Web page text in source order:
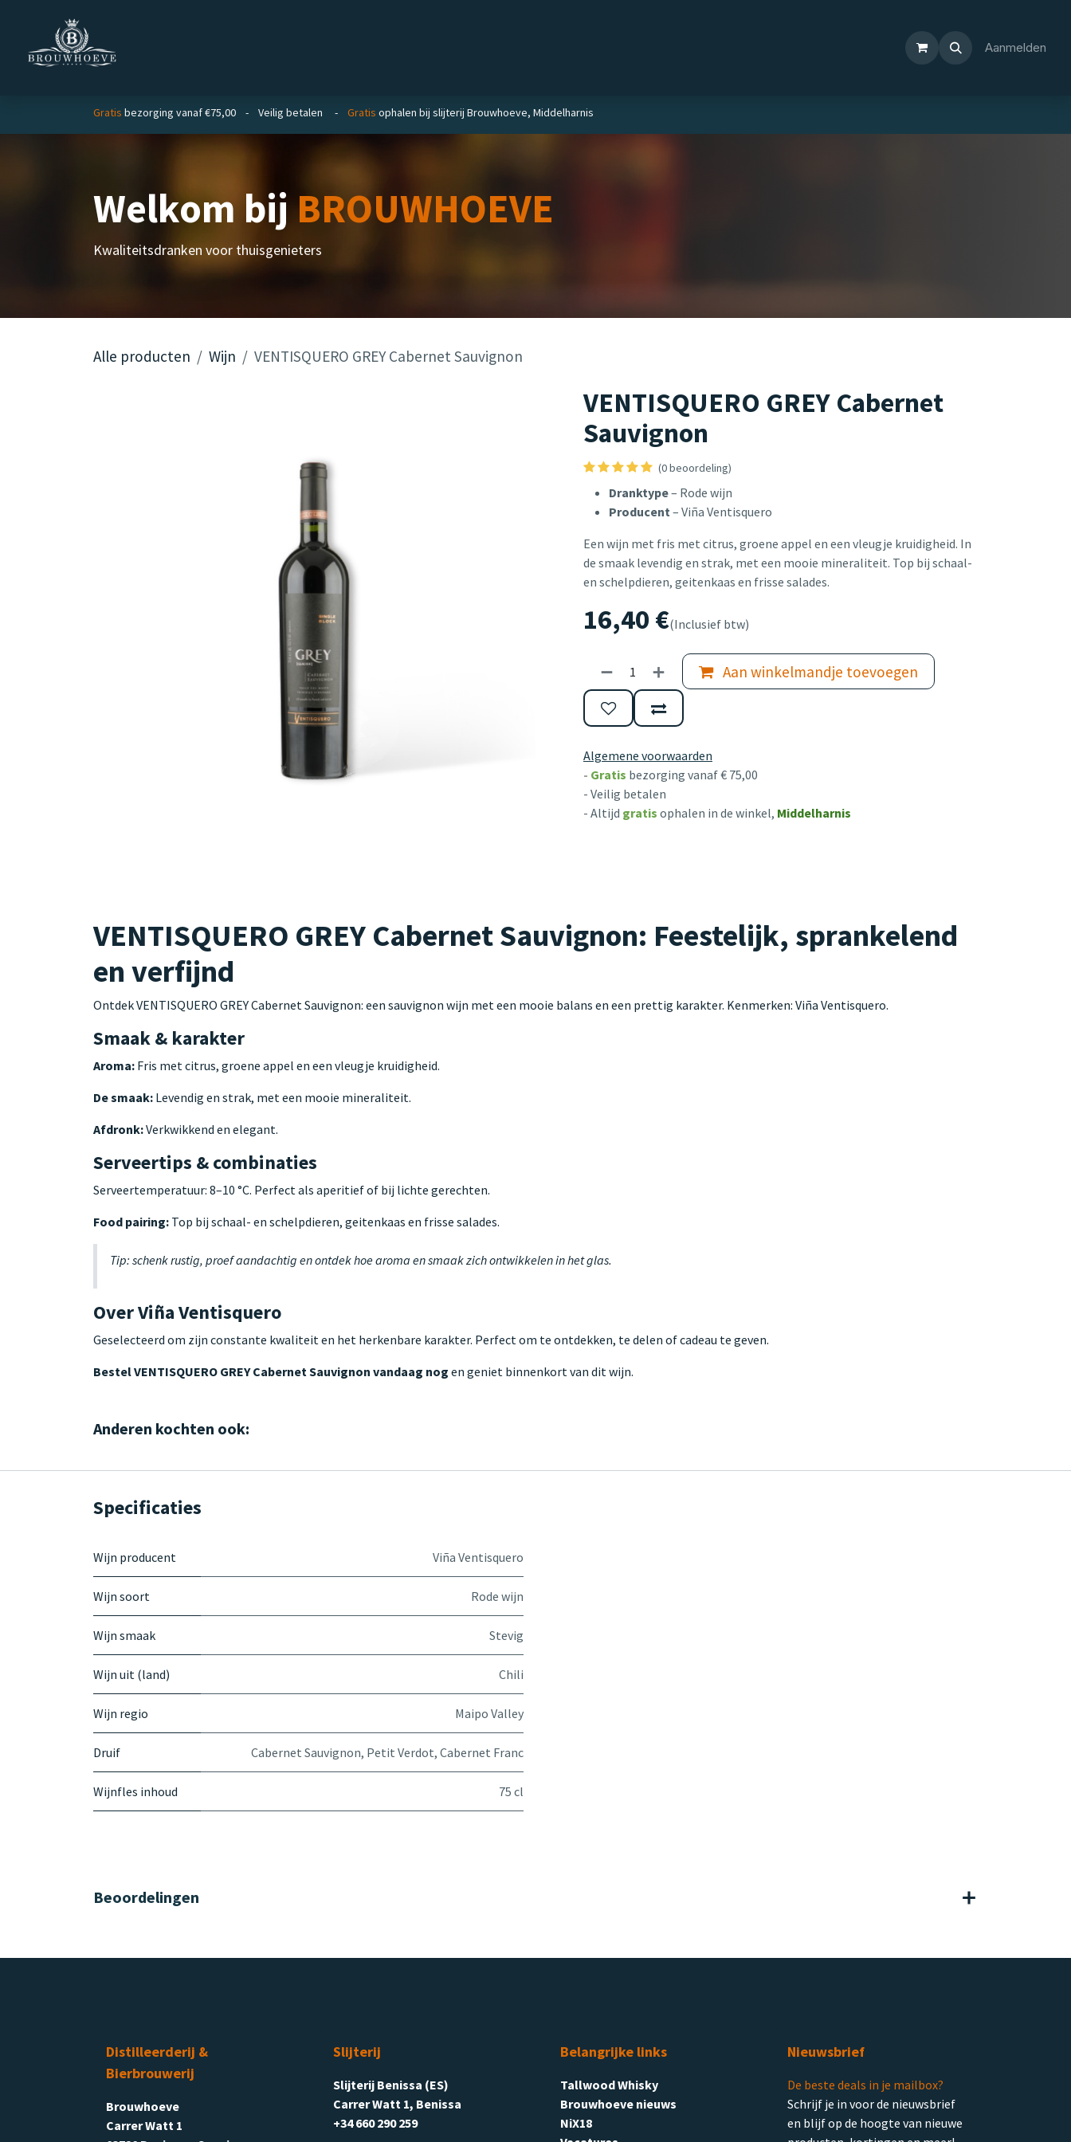
Aanmelden
Gratis bezorging vanaf €75,00 - Veilig betalen - Gratis ophalen bij slijterij Brouwhoeve, Middelharnis
Welkom bijBROUWHOEVE
Kwaliteitsdranken voor thuisgenieters
Alle producten Wijn VENTISQUERO GREY Cabernet Sauvignon
VENTISQUERO GREY Cabernet
Sauvignon
(0 beoordeling)
Dranktype– Rode wijn
Producent– Viña Ventisquero
Een wijn met fris met citrus, groene appel en een vleugje kruidigheid. In
de smaak levendig en strak, met een mooie mineraliteit. Top bij schaal-
en schelpdieren, geitenkaas en frisse salades.
16,40 €(Inclusief btw)
Aan winkelmandje toevoegen
Algemene voorwaarden
- Gratis bezorging vanaf € 75,00
- Veilig betalen
- Altijd gratis ophalen in de winkel, Middelharnis
VENTISQUERO GREY Cabernet Sauvignon: Feestelijk, sprankelend
en verfijnd
Ontdek VENTISQUERO GREY Cabernet Sauvignon: een sauvignon wijn met een mooie balans en een prettig karakter. Kenmerken: Viña Ventisquero.
Smaak & karakter
Aroma: Fris met citrus, groene appel en een vleugje kruidigheid.
De smaak: Levendig en strak, met een mooie mineraliteit.
Afdronk:Verkwikkend en elegant.
Serveertips & combinaties
Serveertemperatuur: 8–10 °C. Perfect als aperitief of bij lichte gerechten.
Food pairing: Top bij schaal- en schelpdieren, geitenkaas en frisse salades.
Tip: schenk rustig, proef aandachtig en ontdek hoe aroma en smaak zich ontwikkelen in het glas.
Over Viña Ventisquero
Geselecteerd om zijn constante kwaliteit en het herkenbare karakter. Perfect om te ontdekken, te delen of cadeau te geven.
Bestel VENTISQUERO GREY Cabernet Sauvignon vandaag nog en geniet binnenkort van dit wijn.
Anderen kochten ook:
Specificaties
Wijn producent Viña Ventisquero
Wijn soort Rode wijn
Wijn smaak Stevig
Wijn uit (land) Chili
Wijn regio Maipo Valley
Druif Cabernet Sauvignon, Petit Verdot, Cabernet Franc
Wijnfles inhoud 75 cl
Beoordelingen
Distilleerderij &
Bierbrouwerij
Brouwhoeve
Carrer Watt 1
Slijterij
Slijterij Benissa (ES)
Carrer Watt 1, Benissa
+34 660 290 259
Belangrijke links
Tallwood Whisky
Brouwhoeve nieuws
NiX18
Nieuwsbrief
De beste deals in je mailbox?
Schrijf je in voor de nieuwsbrief
en blijf op de hoogte van nieuwe